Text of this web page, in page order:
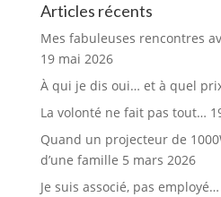
Articles récents
Mes fabuleuses rencontres
19 mai 2026
À qui je dis oui… et à quel
La volonté ne fait pas tout…
Quand un projecteur de
d’une famille 5 mars 2026
Je suis associé, pas employé…